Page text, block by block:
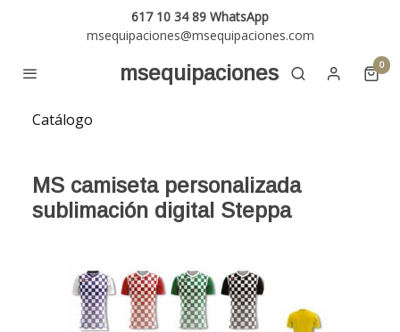
617 10 34 89 WhatsApp
msequipaciones@msequipaciones.com
msequipaciones 0
Catálogo
MS camiseta personalizada
sublimación digital Steppa